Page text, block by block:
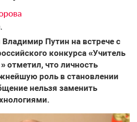
Путин на встрече с
конкурса «Учитель
отметил, что личность
роль в становлении
нельзя заменить